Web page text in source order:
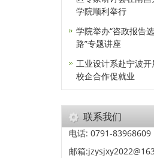
学院顺利举行
学院举办“咨政报告
路”专题讲座
工业设计系赴宁波
校企合作促就业
联系我们
电话: 0791-83968609
邮箱